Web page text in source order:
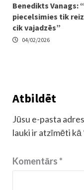
Benedikts Vanags:
piecelsimies tik
cik vajadzēs”
04/02/2026
Atbildēt
Jūsu e-pasta
lauki ir atzīmēti kā
Komentārs*